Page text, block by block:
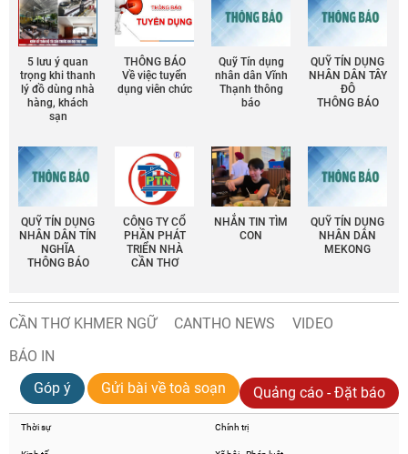
5 lưu ý quan
trọng khi thanh
lý đồ dùng nhà
hàng, khách
sạn
THÔNG BÁO
Về việc tuyển
dụng viên chức
Quỹ Tín dụng
nhân dân Vĩnh
Thạnh thông
báo
QUỸ TÍN DỤNG
NHÂN DÂN TÂY
ĐÔ
THÔNG BÁO
QUỸ TÍN DỤNG
NHÂN DÂN TÍN
NGHĨA
THÔNG BÁO
CÔNG TY CỔ
PHẦN PHÁT
TRIỂN NHÀ
CẦN THƠ
NHẮN TIN TÌM
CON
QUỸ TÍN DỤNG
NHÂN DÂN
MEKONG
CẦN THƠ KHMER NGỮ CANTHO NEWS
VIDEO
BÁO IN
Góp ý
Gửi bài về toà soạn Quảng cáo - Đặt báo
Thời sự Chính trị